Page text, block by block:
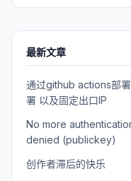
最新文章
通过github actions部
署 以及固定出口IP
No more
denied (publickey)
创作者滞后的快乐